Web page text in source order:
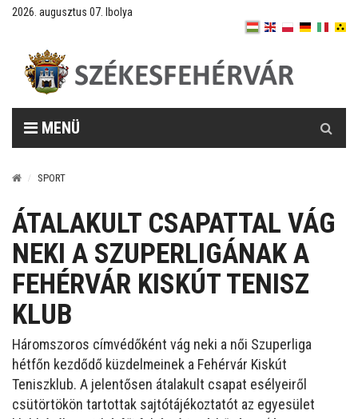
2026. augusztus 07. Ibolya
MENÜ
SPORT
ÁTALAKULT CSAPATTAL VÁG
NEKI A SZUPERLIGÁNAK A
FEHÉRVÁR KISKÚT TENISZ
KLUB
Háromszoros címvédőként vág neki a női Szuperliga
hétfőn kezdődő küzdelmeinek a Fehérvár Kiskút
Teniszklub. A jelentősen átalakult csapat esélyeiről
csütörtökön tartottak sajtótájékoztatót az egyesület